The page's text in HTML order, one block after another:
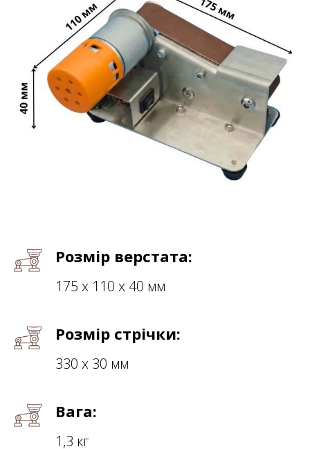
Розмір верстата:
175 х 110 х 40 мм
Розмір стрічки:
330 х 30 мм
Вага:
1,3 кг